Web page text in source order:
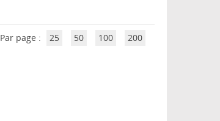
Par page : 25 50 100 200